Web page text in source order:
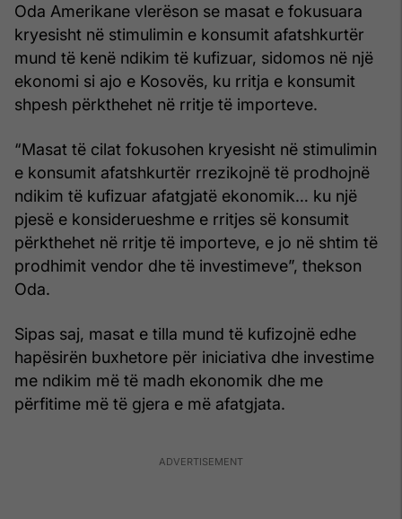
Oda Amerikane vlerëson se masat e fokusuara
kryesisht në stimulimin e konsumit afatshkurtër
mund të kenë ndikim të kufizuar, sidomos në një
ekonomi si ajo e Kosovës, ku rritja e konsumit
shpesh përkthehet në rritje të importeve.
“Masat të cilat fokusohen kryesisht në stimulimin
e konsumit afatshkurtër rrezikojnë të prodhojnë
ndikim të kufizuar afatgjatë ekonomik… ku një
pjesë e konsiderueshme e rritjes së konsumit
përkthehet në rritje të importeve, e jo në shtim të
prodhimit vendor dhe të investimeve”, thekson
Oda.
Sipas saj, masat e tilla mund të kufizojnë edhe
hapësirën buxhetore për iniciativa dhe investime
me ndikim më të madh ekonomik dhe me
përfitime më të gjera e më afatgjata.